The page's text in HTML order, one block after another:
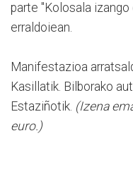
parte "Kolosala izango
erraldoiean.
Manifestazioa
Kasillatik. Bilborako
Estaziñotik. (Izena
euro.)